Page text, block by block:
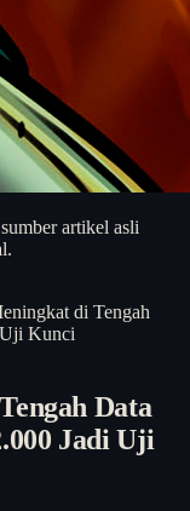
artikel asli
di Tengah
Kunci
Data
Jadi Uji